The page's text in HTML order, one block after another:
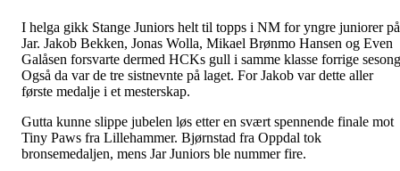
I helga gikk Stange Juniors helt til topps i NM for yngre juniorer på
Jar. Jakob Bekken, Jonas Wolla, Mikael Brønmo Hansen og Even
Galåsen forsvarte dermed HCKs gull i samme klasse forrige
Også da var de tre sistnevnte på laget. For Jakob var dette aller
første medalje i et mesterskap.
Gutta kunne slippe jubelen løs etter en svært spennende finale mot
Tiny Paws fra Lillehammer. Bjørnstad fra Oppdal tok
bronsemedaljen, mens Jar Juniors ble nummer fire.